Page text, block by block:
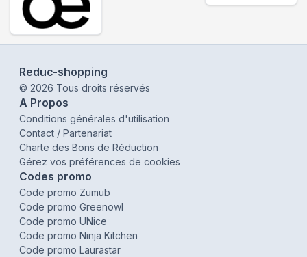
Reduc-shopping
© 2026 Tous droits réservés
A Propos
Conditions générales d'utilisation
Contact / Partenariat
Charte des Bons de Réduction
Gérez vos préférences de cookies
Codes promo
Code promo Zumub
Code promo Greenowl
Code promo UNice
Code promo Ninja Kitchen
Code promo Laurastar